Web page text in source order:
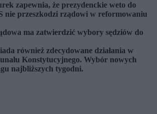
zapewnia, że prezydenckie weto do
nie przeszkodzi rządowi w reformowaniu
ma zatwierdzić wybory sędziów do
również zdecydowane działania w
Konstytucyjnego. Wybór nowych
najbliższych tygodni.